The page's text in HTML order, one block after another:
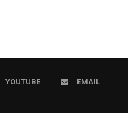
YOUTUBE EMAIL